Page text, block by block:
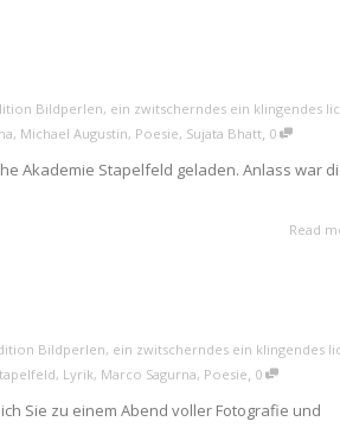
Bildperlen, ein zwitscherndes ein klingendes
, Michael Augustin, Poesie, Sujata Bhatt, 0
Akademie Stapelfeld geladen. Anlass war
Read
Bildperlen, ein zwitscherndes ein klingendes
, Lyrik, Marco Sagurna, Poesie, 0
Sie zu einem Abend voller Fotografie und